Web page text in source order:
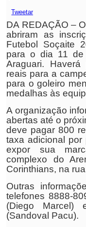
Tweetar
DA REDAÇÃO –
abriram as
Futebol Soçaite
para o dia 11 de
Araguari.
reais para a
para o goleiro
medalhas às
A organização
abertas até o
deve pagar 800
taxa adicional por
expor sua
complexo do
Corinthians, na
Outras
telefones 8888-
(Diego Marcel)
(Sandoval Pacu).